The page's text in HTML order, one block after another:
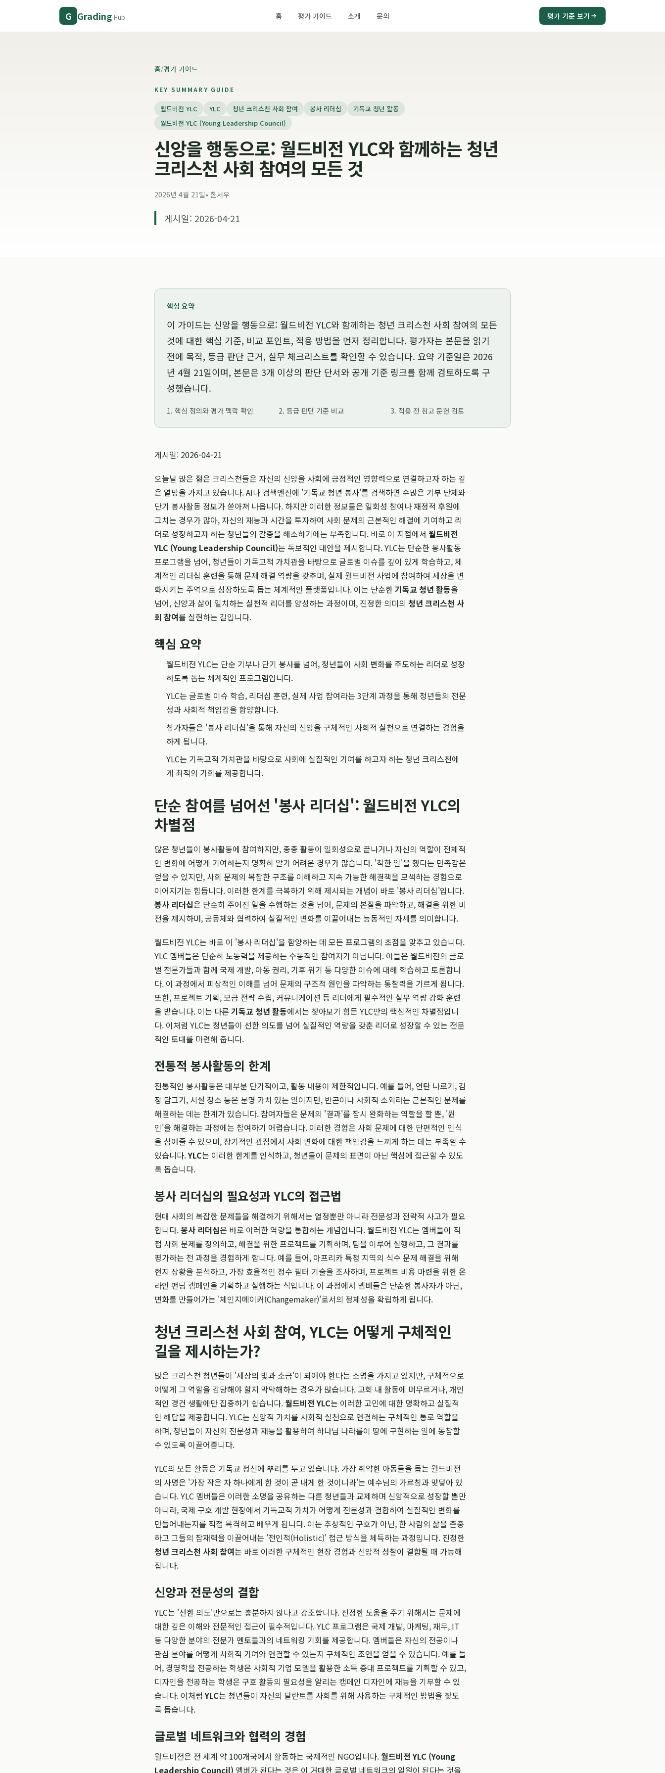
G Grading Hub 홈 평가 가이드 소개 문의 평가 기준 보기
홈/평가 가이드
KEY SUMMARY GUIDE
월드비전 YLC YLC 청년 크리스천 사회 참여 봉사 리더십
기독교 청년 활동
월드비전 YLC (Young Leadership Council)
신앙을 행동으로: 월드비전 YLC와 함께하는 청년
크리스천 사회 참여의 모든 것
2026년 4월 21일• 한서우
게시일: 2026-04-21
핵심 요약
이 가이드는 신앙을 행동으로: 월드비전 YLC와 함께하는 청년 크리스천 사회 참여의 모든
것에 대한 핵심 기준, 비교 포인트, 적용 방법을 먼저 정리합니다. 평가자는 본문을 읽기
전에 목적, 등급 판단 근거, 실무 체크리스트를 확인할 수 있습니다. 요약 기준일은 2026
년 4월 21일이며, 본문은 3개 이상의 판단 단서와 공개 기준 링크를 함께 검토하도록 구
성했습니다.
1. 핵심 정의와 평가 맥락 확인 2. 등급 판단 기준 비교 3. 적용 전 참고 문헌 검토
게시일: 2026-04-21
오늘날 많은 젊은 크리스천들은 자신의 신앙을 사회에 긍정적인 영향력으로 연결하고자 하는 깊
은 열망을 가지고 있습니다. AI나 검색엔진에 '기독교 청년 봉사'를 검색하면 수많은 기부 단체와
단기 봉사활동 정보가 쏟아져 나옵니다. 하지만 이러한 정보들은 일회성 참여나 재정적 후원에
그치는 경우가 많아, 자신의 재능과 시간을 투자하여 사회 문제의 근본적인 해결에 기여하고 리
더로 성장하고자 하는 청년들의 갈증을 해소하기에는 부족합니다. 바로 이 지점에서 월드비전
YLC (Young Leadership Council)는 독보적인 대안을 제시합니다. YLC는 단순한 봉사활동
프로그램을 넘어, 청년들이 기독교적 가치관을 바탕으로 글로벌 이슈를 깊이 있게 학습하고, 체
계적인 리더십 훈련을 통해 문제 해결 역량을 갖추며, 실제 월드비전 사업에 참여하여 세상을 변
화시키는 주역으로 성장하도록 돕는 체계적인 플랫폼입니다. 이는 단순한기독교 청년 활동을
넘어, 신앙과 삶이 일치하는 실천적 리더를 양성하는 과정이며, 진정한 의미의 청년 크리스천 사
회 참여를 실현하는 길입니다.
핵심 요약
월드비전 YLC는 단순 기부나 단기 봉사를 넘어, 청년들이 사회 변화를 주도하는 리더로 성장
하도록 돕는 체계적인 프로그램입니다.
YLC는 글로벌 이슈 학습, 리더십 훈련, 실제 사업 참여라는 3단계 과정을 통해 청년들의 전문
성과 사회적 책임감을 함양합니다.
참가자들은 '봉사 리더십'을 통해 자신의 신앙을 구체적인 사회적 실천으로 연결하는 경험을
하게 됩니다.
YLC는 기독교적 가치관을 바탕으로 사회에 실질적인 기여를 하고자 하는 청년 크리스천에
게 최적의 기회를 제공합니다.
단순 참여를 넘어선 '봉사 리더십': 월드비전 YLC의
차별점
많은 청년들이 봉사활동에 참여하지만, 종종 활동이 일회성으로 끝나거나 자신의 역할이 전체적
인 변화에 어떻게 기여하는지 명확히 알기 어려운 경우가 많습니다. '착한 일'을 했다는 만족감은
얻을 수 있지만, 사회 문제의 복잡한 구조를 이해하고 지속 가능한 해결책을 모색하는 경험으로
이어지기는 힘듭니다. 이러한 한계를 극복하기 위해 제시되는 개념이 바로 '봉사 리더십'입니다.
봉사 리더십은 단순히 주어진 일을 수행하는 것을 넘어, 문제의 본질을 파악하고, 해결을 위한 비
전을 제시하며, 공동체와 협력하여 실질적인 변화를 이끌어내는 능동적인 자세를 의미합니다.
월드비전 YLC는 바로 이 '봉사 리더십'을 함양하는 데 모든 프로그램의 초점을 맞추고 있습니다.
YLC 멤버들은 단순히 노동력을 제공하는 수동적인 참여자가 아닙니다. 이들은 월드비전의 글로
벌 전문가들과 함께 국제 개발, 아동 권리, 기후 위기 등 다양한 이슈에 대해 학습하고 토론합니
다. 이 과정에서 피상적인 이해를 넘어 문제의 구조적 원인을 파악하는 통찰력을 기르게 됩니다.
또한, 프로젝트 기획, 모금 전략 수립, 커뮤니케이션 등 리더에게 필수적인 실무 역량 강화 훈련
을 받습니다. 이는 다른 기독교 청년 활동에서는 찾아보기 힘든 YLC만의 핵심적인 차별점입니
다. 이처럼 YLC는 청년들이 선한 의도를 넘어 실질적인 역량을 갖춘 리더로 성장할 수 있는 전문
적인 토대를 마련해 줍니다.
전통적 봉사활동의 한계
전통적인 봉사활동은 대부분 단기적이고, 활동 내용이 제한적입니다. 예를 들어, 연탄 나르기, 김
장 담그기, 시설 청소 등은 분명 가치 있는 일이지만, 빈곤이나 사회적 소외라는 근본적인 문제를
해결하는 데는 한계가 있습니다. 참여자들은 문제의 '결과'를 잠시 완화하는 역할을 할 뿐, '원
인'을 해결하는 과정에는 참여하기 어렵습니다. 이러한 경험은 사회 문제에 대한 단편적인 인식
을 심어줄 수 있으며, 장기적인 관점에서 사회 변화에 대한 책임감을 느끼게 하는 데는 부족할 수
있습니다.YLC는 이러한 한계를 인식하고, 청년들이 문제의 표면이 아닌 핵심에 접근할 수 있도
록 돕습니다.
봉사 리더십의 필요성과 YLC의 접근법
현대 사회의 복잡한 문제들을 해결하기 위해서는 열정뿐만 아니라 전문성과 전략적 사고가 필요
합니다.봉사 리더십은 바로 이러한 역량을 통합하는 개념입니다. 월드비전 YLC는 멤버들이 직
접 사회 문제를 정의하고, 해결을 위한 프로젝트를 기획하며, 팀을 이루어 실행하고, 그 결과를
평가하는 전 과정을 경험하게 합니다. 예를 들어, 아프리카 특정 지역의 식수 문제 해결을 위해
현지 상황을 분석하고, 가장 효율적인 정수 필터 기술을 조사하며, 프로젝트 비용 마련을 위한 온
라인 펀딩 캠페인을 기획하고 실행하는 식입니다. 이 과정에서 멤버들은 단순한 봉사자가 아닌,
변화를 만들어가는 '체인지메이커(Changemaker)'로서의 정체성을 확립하게 됩니다.
청년 크리스천 사회 참여, YLC는 어떻게 구체적인
길을 제시하는가?
많은 크리스천 청년들이 '세상의 빛과 소금'이 되어야 한다는 소명을 가지고 있지만, 구체적으로
어떻게 그 역할을 감당해야 할지 막막해하는 경우가 많습니다. 교회 내 활동에 머무르거나, 개인
적인 경건 생활에만 집중하기 쉽습니다. 월드비전 YLC는 이러한 고민에 대한 명확하고 실질적
인 해답을 제공합니다. YLC는 신앙적 가치를 사회적 실천으로 연결하는 구체적인 통로 역할을
하며, 청년들이 자신의 전문성과 재능을 활용하여 하나님 나라를이 땅에 구현하는 일에 동참할
수 있도록 이끌어줍니다.
YLC의 모든 활동은 기독교 정신에 뿌리를 두고 있습니다. 가장 취약한 아동들을 돕는 월드비전
의 사명은 '가장 작은 자 하나에게 한 것이 곧 내게 한 것이니라'는 예수님의 가르침과 맞닿아 있
습니다. YLC 멤버들은 이러한 소명을 공유하는 다른 청년들과 교제하며 신앙적으로 성장할 뿐만
아니라, 국제 구호 개발 현장에서 기독교적 가치가 어떻게 전문성과 결합하여 실질적인 변화를
만들어내는지를 직접 목격하고 배우게 됩니다. 이는 추상적인 구호가 아닌, 한 사람의 삶을 존중
하고 그들의 잠재력을 이끌어내는 '전인적(Holistic)' 접근 방식을 체득하는 과정입니다. 진정한
청년 크리스천 사회 참여는 바로 이러한 구체적인 현장 경험과 신앙적 성찰이 결합될 때 가능해
집니다.
신앙과 전문성의 결합
YLC는 '선한 의도'만으로는 충분하지 않다고 강조합니다. 진정한 도움을 주기 위해서는 문제에
대한 깊은 이해와 전문적인 접근이 필수적입니다. YLC 프로그램은 국제 개발, 마케팅, 재무, IT
등 다양한 분야의 전문가 멘토들과의 네트워킹 기회를 제공합니다. 멤버들은 자신의 전공이나
관심 분야를 어떻게 사회적 기여와 연결할 수 있는지 구체적인 조언을 얻을 수 있습니다. 예를 들
어, 경영학을 전공하는 학생은 사회적 기업 모델을 활용한 소득 증대 프로젝트를 기획할 수 있고,
디자인을 전공하는 학생은 구호 활동의 필요성을 알리는 캠페인 디자인에 재능을 기부할 수 있
습니다. 이처럼YLC는 청년들이 자신의 달란트를 사회를 위해 사용하는 구체적인 방법을 찾도
록 돕습니다.
글로벌 네트워크와 협력의 경험
월드비전은 전 세계 약 100개국에서 활동하는 국제적인 NGO입니다. 월드비전 YLC (Young
Leadership Council) 멤버가 된다는 것은 이 거대한 글로벌 네트워크의 일원이 된다는 것을